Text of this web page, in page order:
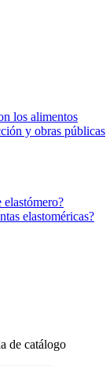
los alimentos
y obras públicas
elastómero?
elastoméricas?
de catálogo